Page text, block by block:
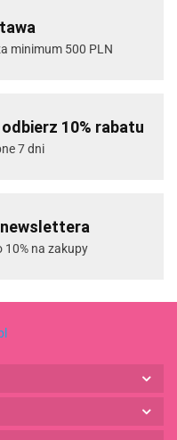
minimum 500 PLN
10% rabatu
7 dni
na zakupy